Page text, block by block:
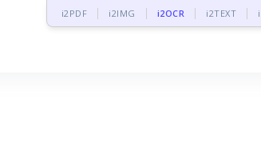
i2PDF i2IMG i2OCR i2TEXT